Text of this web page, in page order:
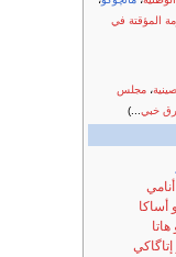
المؤقتة في
، مجلس
خبي ...)
أساكا